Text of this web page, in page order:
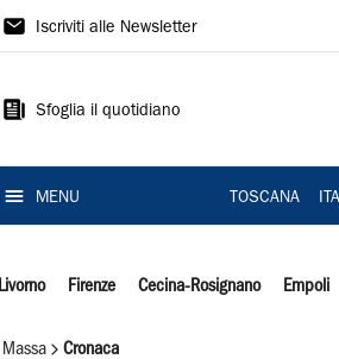
Il
Iscriviti alle Newsletter
Sfoglia il quotidiano
MENU TOSCANA
Livorno Firenze Cecina-Rosignano Empoli
Massa Cronaca